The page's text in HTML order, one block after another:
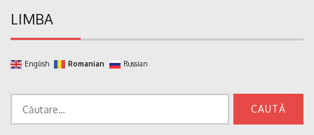
LIMBA
English Romanian Russian